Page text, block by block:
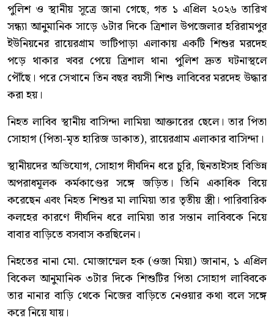
পুলিশ ও স্থানীয় সূত্রে জানা গেছে, গত ১ এপ্রিল ২০২৬ তারিখ
সন্ধ্যা আনুমানিক সাড়ে ৬টার দিকে ত্রিশাল উপজেলার হরিরামপুর
ইউনিয়নের রায়েরগ্রাম ভাটিপাড়া এলাকায় একটি শিশুর মরদেহ
পড়ে থাকার খবর পেয়ে ত্রিশাল থানা পুলিশ দ্রুত ঘটনাস্থলে
পৌঁছে। পরে সেখানে তিন বছর বয়সী শিশু লাবিবের মরদেহ উদ্ধার
করা হয়।
নিহত লাবিব স্থানীয় বাসিন্দা লামিয়া আক্তারের ছেলে। তার পিতা
সোহাগ (পিতা-মৃত হারিজ ডাকাত), রায়েরগ্রাম এলাকার বাসিন্দা।
স্থানীয়দের অভিযোগ, সোহাগ দীর্ঘদিন ধরে চুরি, ছিনতাইসহ বিভিন্ন
অপরাধমূলক কর্মকাণ্ডের সঙ্গে জড়িত। তিনি একাধিক বিয়ে
করেছেন এবং নিহত শিশুর মা লামিয়া তার তৃতীয় স্ত্রী। পারিবারিক
কলহের কারণে দীর্ঘদিন ধরে লামিয়া তার সন্তান লাবিবকে নিয়ে
বাবার বাড়িতে বসবাস করছিলেন।
নিহতের নানা মো. মোজাম্মেল হক (ওজা মিয়া) জানান, ১ এপ্রিল
বিকেল আনুমানিক ৩টার দিকে শিশুটির পিতা সোহাগ লাবিবকে
তার নানার বাড়ি থেকে নিজের বাড়িতে নেওয়ার কথা বলে সঙ্গে
করে নিয়ে যায়।